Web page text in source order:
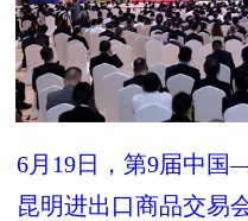
6月19日，第9届中国
昆明进出口商品交易